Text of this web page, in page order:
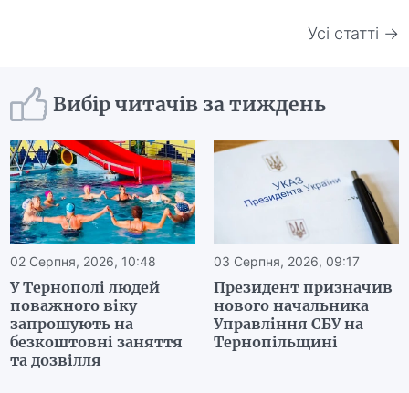
Усі статті →
Вибір читачів за тиждень
02 Серпня, 2026, 10:48
У Тернополі людей
поважного віку
запрошують на
безкоштовні заняття
та дозвілля
03 Серпня, 2026, 09:17
Президент призначив
нового начальника
Управління СБУ на
Тернопільщині